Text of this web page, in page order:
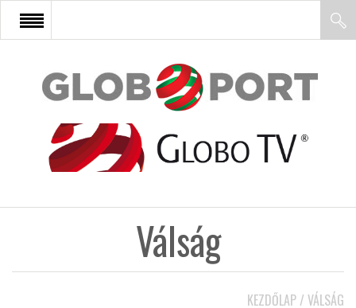
FŐOLDAL
AFRIKA
Válság
KEZDŐLAP / VÁLSÁG